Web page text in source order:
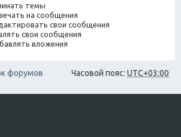
темы
на сообщения
свои сообщения
свои сообщения
вложения
Часовой пояс: UTC+03:00
форумов